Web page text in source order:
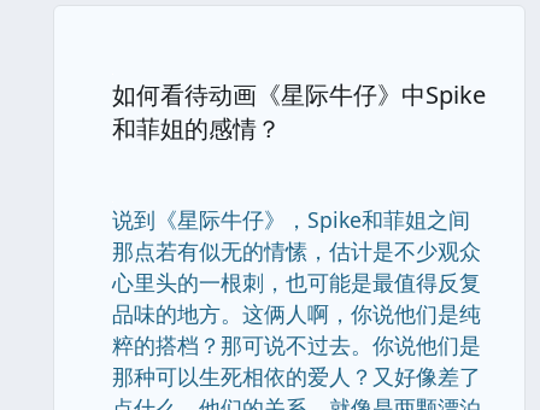
如何看待动画《星际牛仔》中Spike
和菲姐的感情？
说到《星际牛仔》，Spike和菲姐之间
那点若有似无的情愫，估计是不少观众
心里头的一根刺，也可能是最值得反复
品味的地方。这俩人啊，你说他们是纯
粹的搭档？那可说不过去。你说他们是
那种可以生死相依的爱人？又好像差了